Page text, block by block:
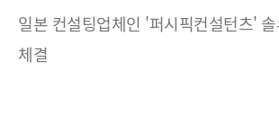
일본 컨설팅업체인 '퍼시픽컨설턴츠'
체결